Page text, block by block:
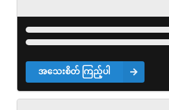
အသေးစိတ် ကြည့်ပါ